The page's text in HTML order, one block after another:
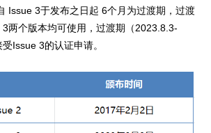
Issue 3于发布之日起 6个月为过渡期，过渡
两个版本均可使用，过渡期（2023.8.3-
Issue 3的认证申请。